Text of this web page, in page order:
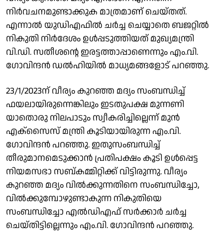
നിർവചനമുണ്ടാക്കുക മാത്രമാണ് ചെയ്തത്.
എന്നാൽ യുഡിഎഫിൽ ചർച്ച ചെയ്യാതെ ബജറ്റിൽ
നികുതി നിർദേശം ഉൾപ്പടുത്തിയത് മുഖ്യമന്ത്രി
വി.ഡി. സതീശൻ്റെ ഇരട്ടത്താപ്പാണെന്നും എം.വി.
ഗോവിന്ദൻ ഡൽഹിയിൽ മാധ്യമങ്ങളോട് പറഞ്ഞു.
23/1/2023ന് വീര്യം കുറഞ്ഞ മദ്യം സംബന്ധിച്ച്
ഫയലായിരുന്നെങ്കിലും ഇടതുപക്ഷ മുന്നണി
യാതൊരു നിലപാടും സ്വീകരിച്ചില്ലെന്ന് മുൻ
എക്സൈസ് മന്ത്രി കൂടിയായിരുന്ന എം.വി.
ഗോവിന്ദൻ പറഞ്ഞു. ഇതുസംബന്ധിച്ച്
തീരുമാനമെടുക്കാൻ പ്രതിപക്ഷം കൂടി ഉൾപ്പെട്ട
നിയമസഭാ സബ്കമ്മിറ്റിക്ക് വിട്ടിരുന്നു. വീര്യം
കുറഞ്ഞ മദ്യം വിൽക്കുന്നതിനെ സംബന്ധിച്ചോ,
വിൽക്കുമ്പോഴുണ്ടാകുന്ന നികുതിയെ
സംബന്ധിച്ചോ എൽഡിഎഫ് സർക്കാർ ചർച്ച
ചെയ്തിട്ടില്ലെന്നും എം.വി. ഗോവിന്ദൻ പറഞ്ഞു.